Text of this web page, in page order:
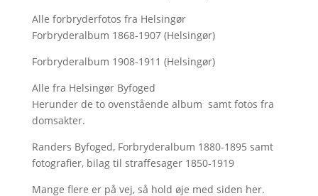
Alle forbryderfotos fra Helsingør
Forbryderalbum 1868-1907 (Helsingør)
Forbryderalbum 1908-1911 (Helsingør)
Alle fra Helsingør Byfoged
Herunder de to ovenstående album samt fotos fra
domsakter.
Randers Byfoged, Forbryderalbum 1880-1895 samt
fotografier, bilag til straffesager 1850-1919
Mange flere er på vej, så hold øje med siden her.